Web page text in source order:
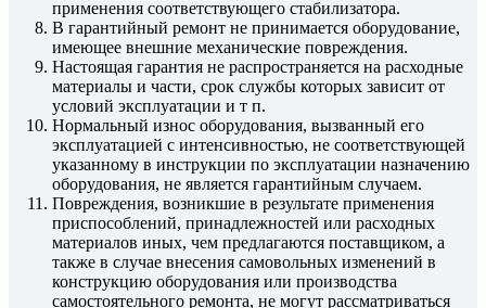
применения соответствующего стабилизатора.
В гарантийный ремонт не принимается оборудование,
имеющее внешние механические повреждения.
Настоящая гарантия не распространяется на расходные
материалы и части, срок службы которых зависит от
условий эксплуатации и т п.
Нормальный износ оборудования, вызванный его
эксплуатацией с интенсивностью, не соответствующей
указанному в инструкции по эксплуатации назначению
оборудования, не является гарантийным случаем.
Повреждения, возникшие в результате применения
приспособлений, принадлежностей или расходных
материалов иных, чем предлагаются поставщиком, а
также в случае внесения самовольных изменений в
конструкцию оборудования или производства
самостоятельного ремонта, не могут рассматриваться